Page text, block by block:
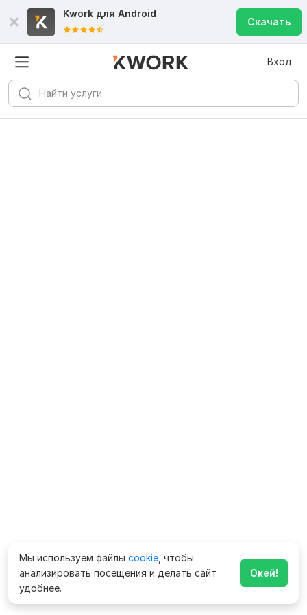
Kwork для Android
Скачать
Вход
Мы используем файлы cookie , чтобы
анализировать посещения и делать сайт
удобнее.
Окей!